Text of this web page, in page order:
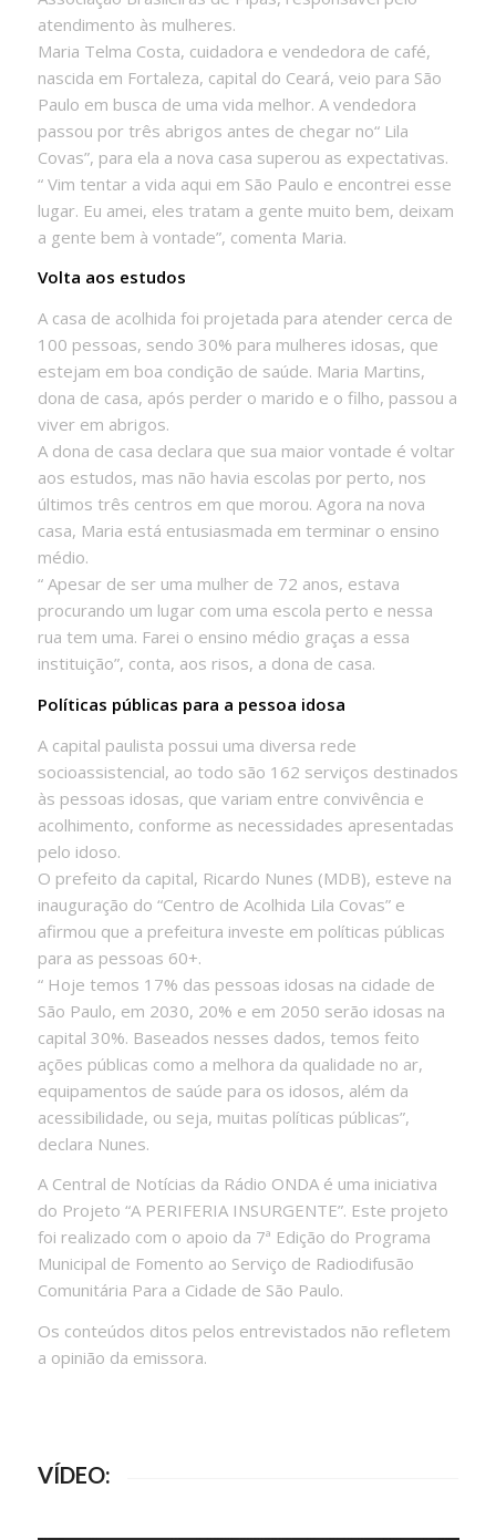
atendimento às mulheres.
Maria Telma Costa, cuidadora e vendedora de café,
nascida em Fortaleza, capital do Ceará, veio para São
Paulo em busca de uma vida melhor. A vendedora
passou por três abrigos antes de chegar no“ Lila
Covas”, para ela a nova casa superou as expectativas.
“ Vim tentar a vida aqui em São Paulo e encontrei esse
lugar. Eu amei, eles tratam a gente muito bem, deixam
a gente bem à vontade”, comenta Maria.
Volta aos estudos
A casa de acolhida foi projetada para atender cerca de
100 pessoas, sendo 30% para mulheres idosas, que
estejam em boa condição de saúde. Maria Martins,
dona de casa, após perder o marido e o filho, passou a
viver em abrigos.
A dona de casa declara que sua maior vontade é voltar
aos estudos, mas não havia escolas por perto, nos
últimos três centros em que morou. Agora na nova
casa, Maria está entusiasmada em terminar o ensino
médio.
“ Apesar de ser uma mulher de 72 anos, estava
procurando um lugar com uma escola perto e nessa
rua tem uma. Farei o ensino médio graças a essa
instituição”, conta, aos risos, a dona de casa.
Políticas públicas para a pessoa idosa
A capital paulista possui uma diversa rede
socioassistencial, ao todo são 162 serviços destinados
às pessoas idosas, que variam entre convivência e
acolhimento, conforme as necessidades apresentadas
pelo idoso.
O prefeito da capital, Ricardo Nunes (MDB), esteve na
inauguração do “Centro de Acolhida Lila Covas” e
afirmou que a prefeitura investe em políticas públicas
para as pessoas 60+.
“ Hoje temos 17% das pessoas idosas na cidade de
São Paulo, em 2030, 20% e em 2050 serão idosas na
capital 30%. Baseados nesses dados, temos feito
ações públicas como a melhora da qualidade no ar,
equipamentos de saúde para os idosos, além da
acessibilidade, ou seja, muitas políticas públicas”,
declara Nunes.
A Central de Notícias da Rádio ONDA é uma iniciativa
do Projeto “A PERIFERIA INSURGENTE”. Este projeto
foi realizado com o apoio da 7ª Edição do Programa
Municipal de Fomento ao Serviço de Radiodifusão
Comunitária Para a Cidade de São Paulo.
Os conteúdos ditos pelos entrevistados não refletem
a opinião da emissora.
VÍDEO: